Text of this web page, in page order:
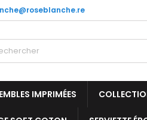
IMPRIMÉES